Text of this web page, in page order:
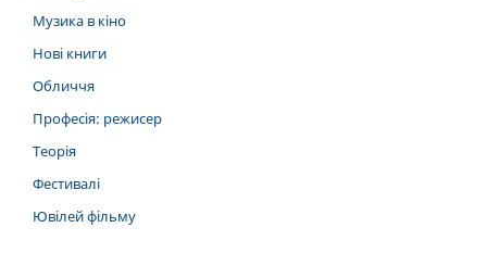
Музика в кіно
Нові книги
Обличчя
Професія: режисер
Теорія
Фестивалі
Ювілей фільму